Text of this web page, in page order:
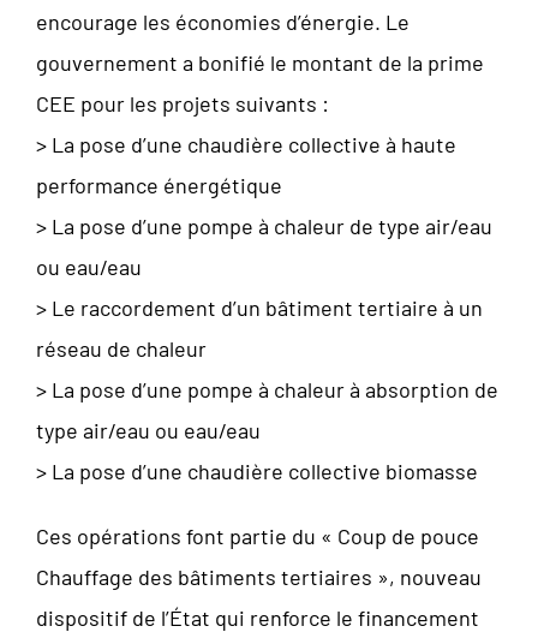
encourage les économies d’énergie. Le
gouvernement a bonifié le montant de la prime
CEE pour les projets suivants :
> La pose d’une chaudière collective à haute
performance énergétique
> La pose d’une pompe à chaleur de type air/eau
ou eau/eau
> Le raccordement d’un bâtiment tertiaire à un
réseau de chaleur
> La pose d’une pompe à chaleur à absorption de
type air/eau ou eau/eau
> La pose d’une chaudière collective biomasse
Ces opérations font partie du « Coup de pouce
Chauffage des bâtiments tertiaires », nouveau
dispositif de l’État qui renforce le financement